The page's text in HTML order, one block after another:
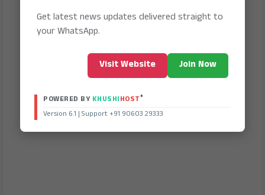
Get latest news updates delivered straight to
your WhatsApp.
Visit Website Join Now
POWERED BY KHUSHIHOST®
Version 6.1 | Support +91 90603 29333